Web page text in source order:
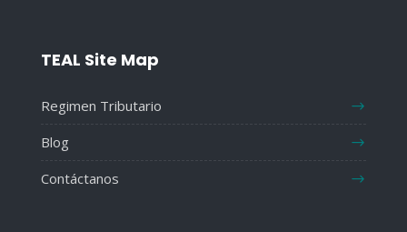
TEAL Site Map
Regimen Tributario
Blog
Contáctanos